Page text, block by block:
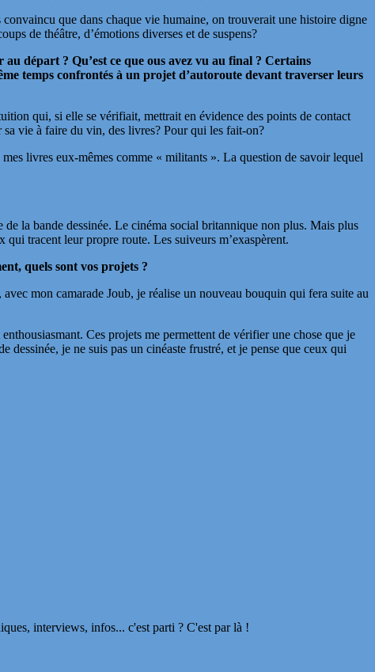
que dans chaque vie humaine, on trouverait une histoire digne
de théâtre, d’émotions diverses et de suspens?
départ ? Qu’est ce que ous avez vu au final ? Certains
temps confrontés à un projet d’autoroute devant traverser leurs
qui, si elle se vérifiait, mettrait en évidence des points de contact
vie à faire du vin, des livres? Pour qui les fait-on?
livres eux-mêmes comme « militants ». La question de savoir lequel
la bande dessinée. Le cinéma social britannique non plus. Mais plus
tracent leur propre route. Les suiveurs m’exaspèrent.
quels sont vos projets ?
mon camarade Joub, je réalise un nouveau bouquin qui fera suite au
Ces projets me permettent de vérifier une chose que je
dessinée, je ne suis pas un cinéaste frustré, et je pense que ceux qui
interviews, infos... c'est parti ? C'est par là !